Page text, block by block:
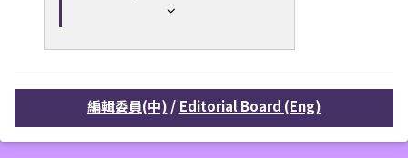
編輯委員(中) / Editorial Board (Eng)
❮